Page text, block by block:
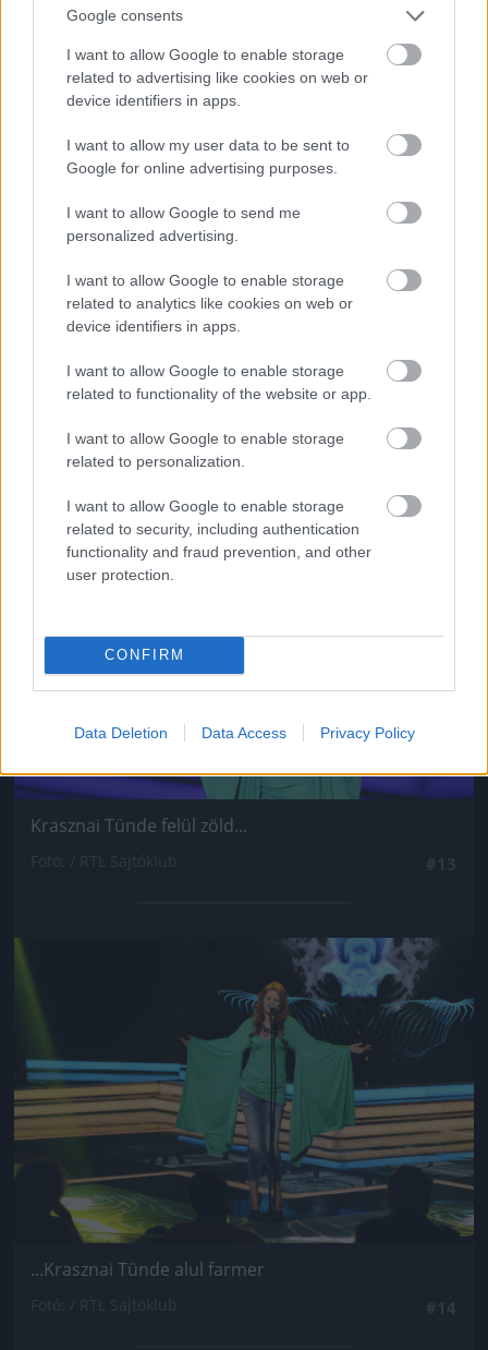
Google consents
I want to allow Google to enable storage
related to advertising like cookies on web or
device identifiers in apps.
I want to allow my user data to be sent to
Google for online advertising purposes.
I want to allow Google to send me
personalized advertising.
I want to allow Google to enable storage
related to analytics like cookies on web or
device identifiers in apps.
I want to allow Google to enable storage
related to functionality of the website or app.
I want to allow Google to enable storage
related to personalization.
I want to allow Google to enable storage
related to security, including authentication
functionality and fraud prevention, and other
user protection.
CONFIRM
Data Deletion Data Access Privacy Policy
Jön még kép!
Danics Dóra fekete estélyiben
Jön még kép!
Krasznai Tünde felül zöld...
Jön még kép!
...Krasznai Tünde alul farmer